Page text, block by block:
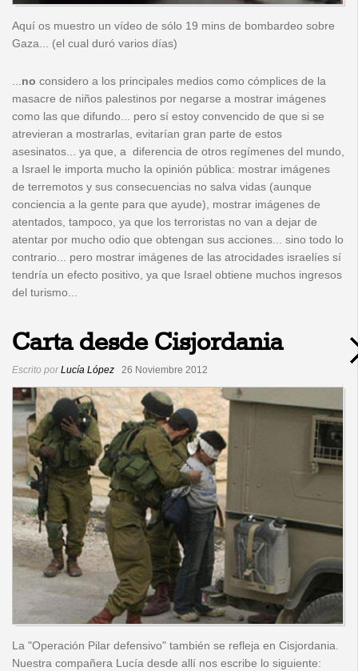
Aquí os muestro un vídeo de sólo 19 mins de bombardeo sobre
Gaza... (el cual duró varios días)
no considero a los principales medios como cómplices de la
masacre de niños palestinos por negarse a mostrar imágenes
como las que difundo... pero sí estoy convencido de que si se
atrevieran a mostrarlas, evitarían gran parte de estos
asesinatos... ya que, a diferencia de otros regímenes del mundo,
a Israel le importa mucho la opinión pública: mostrar imágenes
de terremotos y sus consecuencias no salva vidas (aunque
conciencia a la gente para que ayude), mostrar imágenes de
atentados, tampoco, ya que los terroristas no van a dejar de
atentar por mucho odio que obtengan sus acciones... sino todo lo
contrario... pero mostrar imágenes de las atrocidades israelíes sí
tendría un efecto positivo, ya que Israel obtiene muchos ingresos
del turismo...
Carta desde Cisjordania
Escrito porLucía López 26 Noviembre 2012
La "Operación Pilar defensivo" también se refleja en Cisjordania.
Nuestra compañera Lucía desde allí nos escribe lo siguiente: